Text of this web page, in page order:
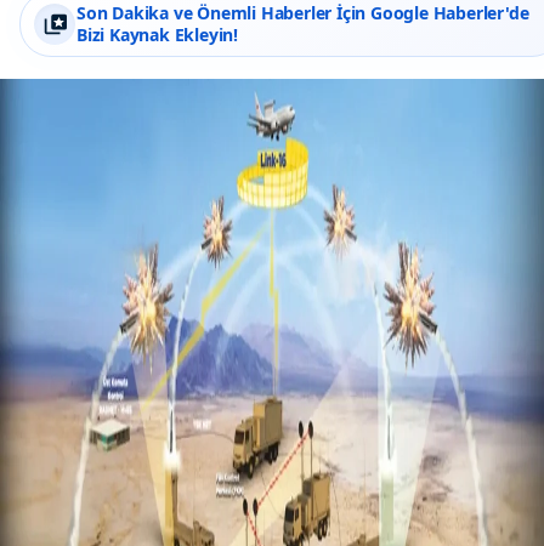
Son Dakika ve Önemli Haberler İçin Google Haberler'de
Bizi Kaynak Ekleyin!